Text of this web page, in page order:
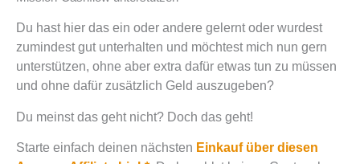
Du hast hier das ein oder andere gelernt oder wurdest
zumindest gut unterhalten und möchtest mich nun gern
unterstützen, ohne aber extra dafür etwas tun zu müssen
und ohne dafür zusätzlich Geld auszugeben?
Du meinst das geht nicht? Doch das geht!
Starte einfach deinen nächsten Einkauf über diesen